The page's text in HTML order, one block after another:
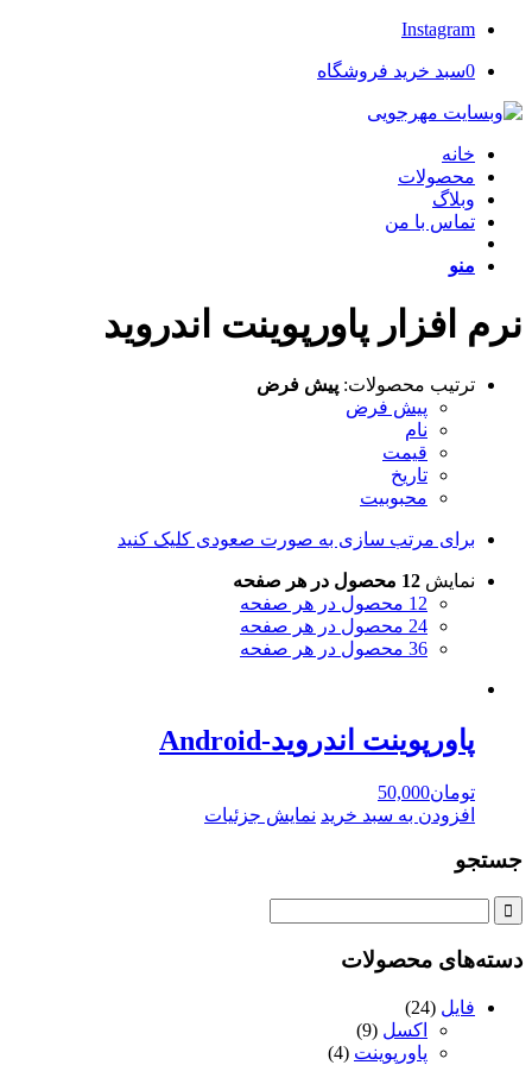
Instagram
0سبد خرید فروشگاه
خانه
محصولات
وبلاگ
تماس با من
منو
نرم افزار پاورپوینت اندروید
ترتیب محصولات: پیش فرض
پیش فرض
نام
قیمت
تاریخ
محبوبیت
برای مرتب سازی به صورت صعودی کلیک کنید
نمایش 12 محصول در هر صفحه
12 محصول در هر صفحه
24 محصول در هر صفحه
36 محصول در هر صفحه
پاورپوینت اندروید-Android
تومان50,000
افزودن به سبد خرید نمایش جزئیات
جستجو
دسته‌های محصولات
فایل (24)
اکسل (9)
پاورپوینت (4)